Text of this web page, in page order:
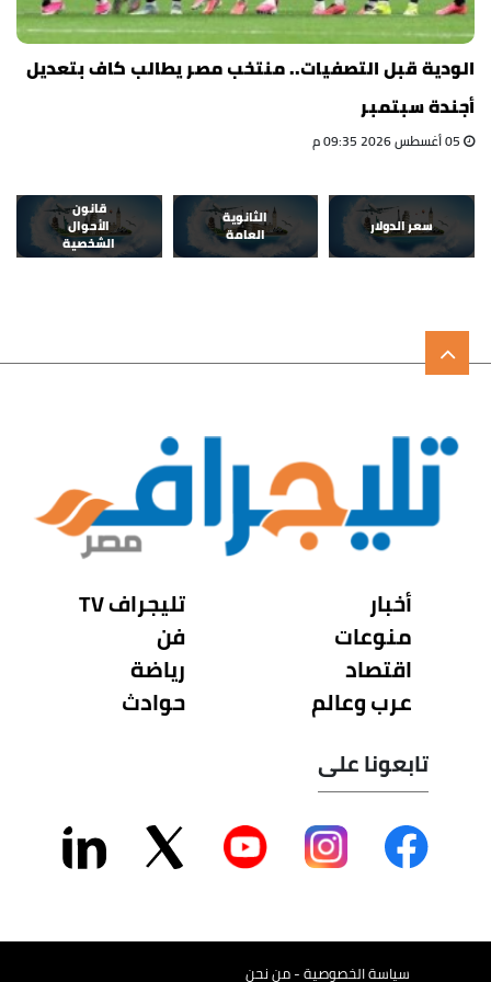
الودية قبل التصفيات.. منتخب مصر يطالب كاف بتعديل
أجندة سبتمبر
سعر الدولار
الثانوية
العامة
قانون
الأحوال
الشخصية
أخبار
منوعات
اقتصاد
عرب وعالم
تليجراف TV
فن
رياضة
حوادث
تابعونا على
سياسة الخصوصية - من نحن